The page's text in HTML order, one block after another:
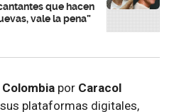
que hacen
vale la pena”
Colombia por Caracol
plataformas digitales,